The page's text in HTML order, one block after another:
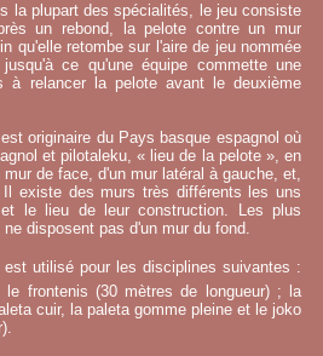
la plupart des spécialités, le jeu consiste
un rebond, la pelote contre un mur
qu'elle retombe sur l'aire de jeu nommée
ce qu'une équipe commette une
à relancer la pelote avant le deuxième
originaire du Pays basque espagnol où
et pilotaleku, « lieu de la pelote », en
de face, d'un mur latéral à gauche, et,
existe des murs très différents les uns
le lieu de leur construction. Les plus
disposent pas d'un mur du fond.
utilisé pour les disciplines suivantes :
le frontenis (30 mètres de longueur) ; la
cuir, la paleta gomme pleine et le joko